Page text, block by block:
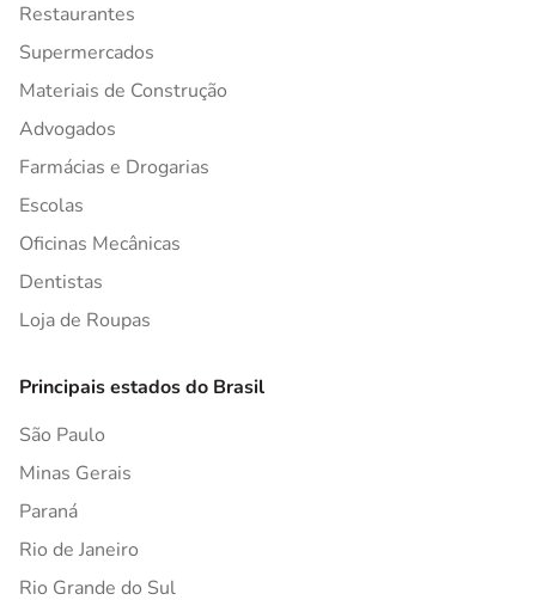
Restaurantes
Supermercados
Materiais de Construção
Advogados
Farmácias e Drogarias
Escolas
Oficinas Mecânicas
Dentistas
Loja de Roupas
Principais estados do Brasil
São Paulo
Minas Gerais
Paraná
Rio de Janeiro
Rio Grande do Sul